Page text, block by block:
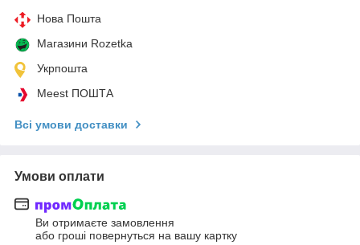
Нова Пошта
Магазини Rozetka
Укрпошта
Meest ПОШТА
Всі умови доставки
Умови оплати
Ви отримаєте замовлення
або гроші повернуться на вашу картку